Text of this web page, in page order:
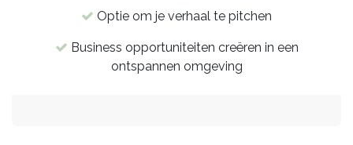
Optie om je verhaal te pitchen
Business opportuniteiten creëren in een
ontspannen omgeving